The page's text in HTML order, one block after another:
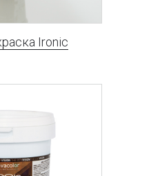
Ironic